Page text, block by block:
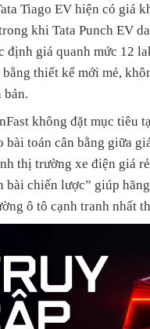
Tiago EV hiện có giá
khi Tata Punch EV
định giá quanh mức 12
thiết kế mới mẻ,
bản.
không đặt mục tiêu
bài toán cân bằng giữa
thị trường xe điện giá
bài chiến lược” giúp
ô tô cạnh tranh nhất